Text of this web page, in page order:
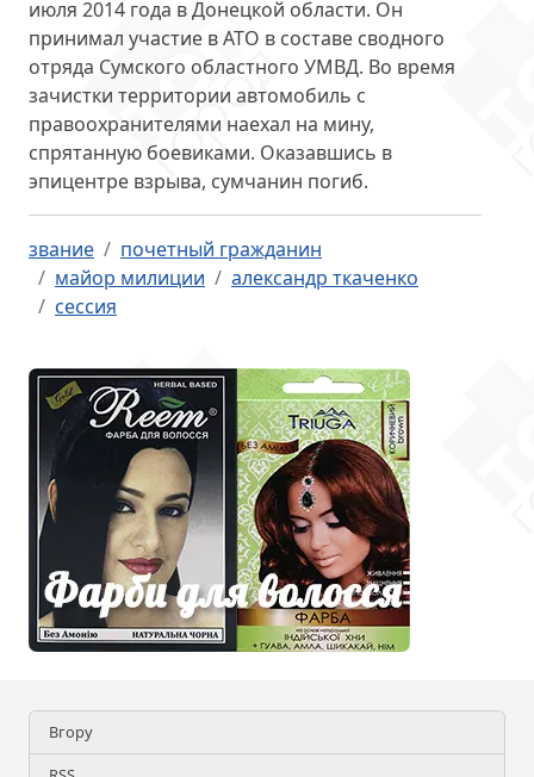
июля 2014 года в Донецкой области. Он
принимал участие в АТО в составе сводного
отряда Сумского областного УМВД. Во время
зачистки территории автомобиль с
правоохранителями наехал на мину,
спрятанную боевиками. Оказавшись в
эпицентре взрыва, сумчанин погиб.
звание
почетный гражданин
майор милиции
александр ткаченко
сессия
Вгору